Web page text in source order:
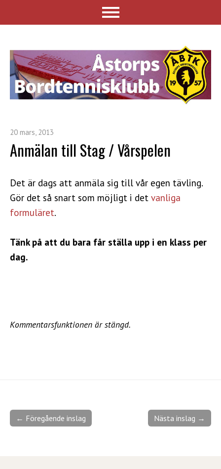
20 mars, 2013
Anmälan till Stag / Vårspelen
Det är dags att anmäla sig till vår egen tävling.
Gör det så snart som möjligt i det vanliga
formuläret.
Tänk på att du bara får ställa upp i en klass per
dag.
Kommentarsfunktionen är stängd.
Nästa inslag →
← Föregående inslag